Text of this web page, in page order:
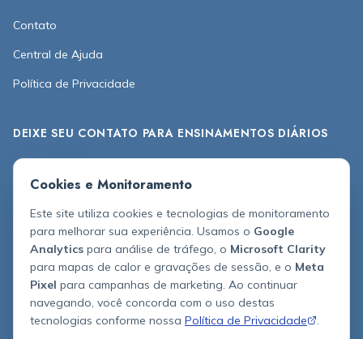
Cookies e Monitoramento
Este site utiliza cookies e tecnologias de monitoramento
para melhorar sua experiência. Usamos o Google
Analytics para análise de tráfego, o Microsoft Clarity
para mapas de calor e gravações de sessão, e o Meta
Pixel para campanhas de marketing. Ao continuar
navegando, você concorda com o uso destas
tecnologias conforme nossa Política de Privacidade .
Contato
Central de Ajuda
Política de Privacidade
DEIXE SEU CONTATO PARA ENSINAMENTOS DIÁRIOS
Receba insights e aprendizados práticos todo dia na sua
caixa de entrada!
©2026Shinier. Todos os direitos reservados.